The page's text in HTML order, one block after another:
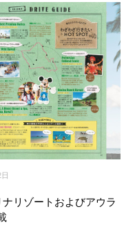
リゾートおよびアウラ